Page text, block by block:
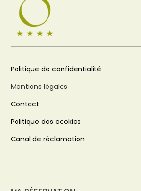
Politique de confidentialité
Mentions légales
Contact
Politique des cookies
Canal de réclamation